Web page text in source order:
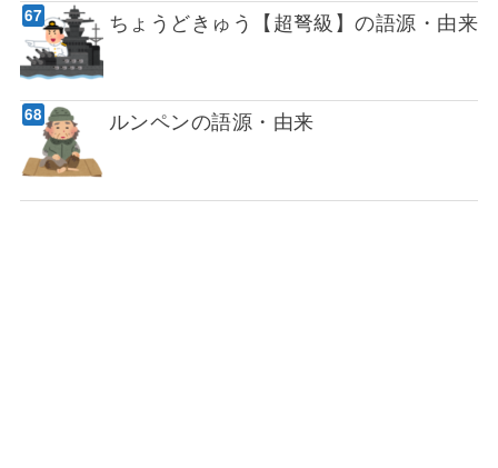
ちょうどきゅう【超弩級】の語源・由来
ルンペンの語源・由来